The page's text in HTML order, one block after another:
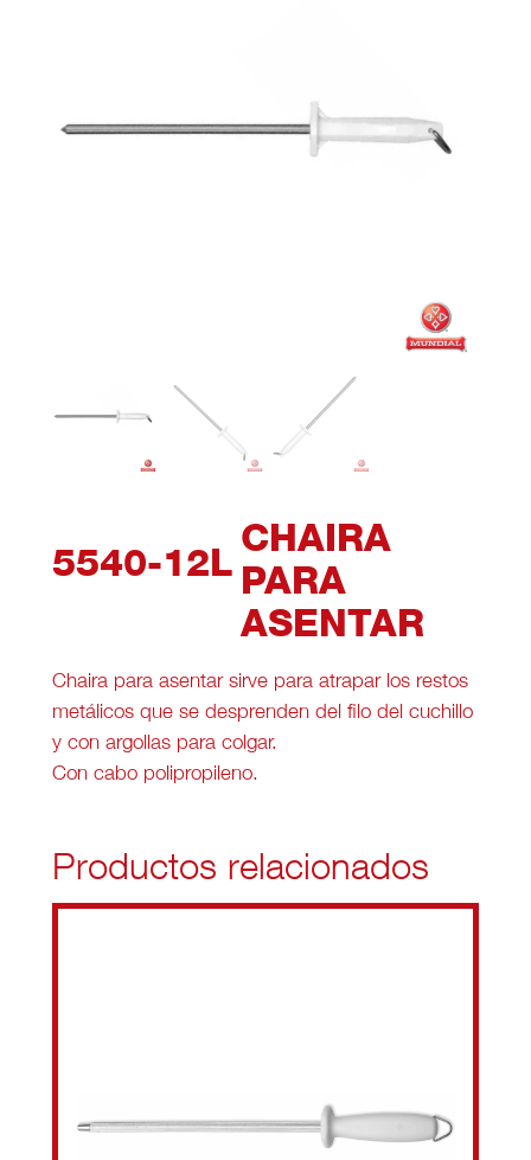
5540-12L
CHAIRA
PARA
ASENTAR
Chaira para asentar sirve para atrapar los restos
metálicos que se desprenden del filo del cuchillo
y con argollas para colgar.
Con cabo polipropileno.
Productos relacionados